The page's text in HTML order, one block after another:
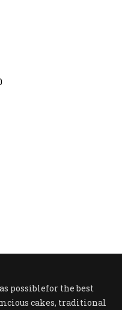
possiblefor the best
cakes, traditional